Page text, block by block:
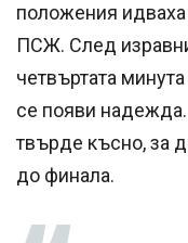
положения идваха
ПСЖ. След
четвъртата
се появи
твърде късно, за
до финала.